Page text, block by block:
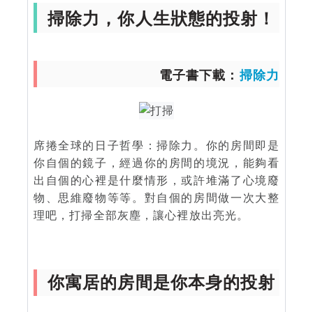
掃除力，你人生狀態的投射！
電子書下載： 掃除力
席捲全球的日子哲學：掃除力。你的房間即是
你自個的鏡子，經過你的房間的境況，能夠看
出自個的心裡是什麼情形，或許堆滿了心境廢
物、思維廢物等等。對自個的房間做一次大整
理吧，打掃全部灰塵，讓心裡放出亮光。
你寓居的房間是你本身的投射